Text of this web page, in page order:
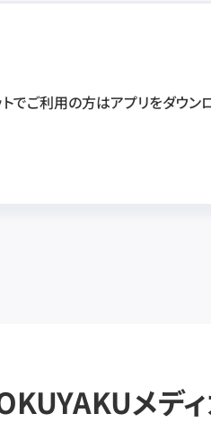
トでご利用の方はアプリをダウン
メデ